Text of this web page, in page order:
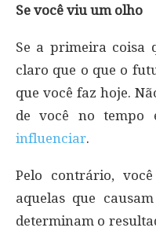
Se você viu um olho
Se a primeira coisa
claro que o que o
que você faz hoje.
de você no tempo
influenciar.
Pelo contrário,
aquelas que
determinam o